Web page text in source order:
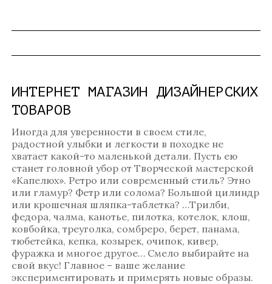
ИНТЕРНЕТ МАГАЗИН ДИЗАЙНЕРСКИХ
ТОВАРОВ
Иногда для уверенности в своем стиле,
радостной улыбки и легкости в походке не
хватает какой-то маленькой детали. Пусть ею
станет головной убор от Творческой мастерской
«Капелюх». Ретро или современный стиль? Этно
или гламур? Фетр или солома? Большой цилиндр
или крошечная шляпка-таблетка? …Трилби,
федора, чалма, канотье, пилотка, котелок, клош,
ковбойка, треуголка, сомбреро, берет, панама,
тюбетейка, кепка, козырек, очипок, кивер,
фуражка и многое другое… Смело выбирайте на
свой вкус! Главное – ваше желание
экспериментировать и примерять новые образы.